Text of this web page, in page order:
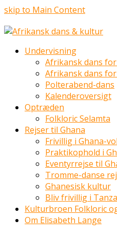
skip to Main Content
Undervisning
Afrikansk dans
Afrikansk dans
Polterabend-dans
Kalenderoversigt
Optræden
Folkloric Selamta
Rejser til Ghana
Frivillig i Ghana-
Praktikophold i
Eventyrrejse til
Tromme-danse
Ghanesisk kultur
Bliv frivillig i
Kulturbroen Folkloric
Om Elisabeth Lange